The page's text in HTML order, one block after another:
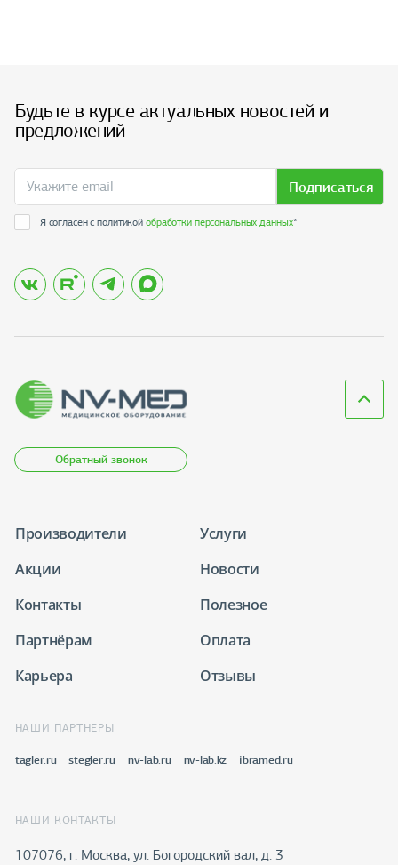
Будьте в курсе актуальных новостей и
предложений
Подписаться
Я согласен с политикойобработки персональных данных*
Обратный звонок
Производители
Услуги
Акции
Новости
Контакты
Полезное
Партнёрам
Оплата
Карьера
Отзывы
НАШИ ПАРТНЕРЫ
tagler.ru stegler.ru nv-lab.ru nv-lab.kz ibramed.ru
НАШИ КОНТАКТЫ
107076, г. Москва, ул. Богородский вал, д. 3